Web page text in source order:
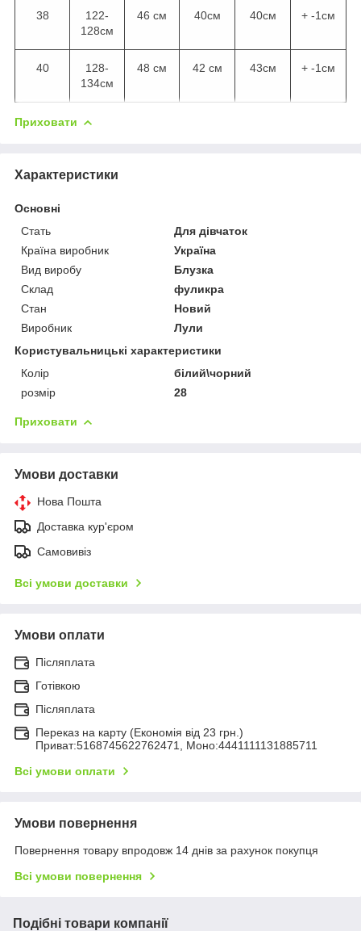
38
122-
128см
46 см 40см 40см + -1см
40
128-
134см
48 см 42 см 43см + -1см
Приховати
Характеристики
Основні
Стать
Для дівчаток
Країна виробник
Україна
Вид виробу
Блузка
Склад
фуликра
Стан
Новий
Виробник
Лули
Користувальницькі характеристики
Колір
білий\чорний
розмір
28
Приховати
Умови доставки
Нова Пошта
Доставка кур'єром
Самовивіз
Всі умови доставки
Умови оплати
Післяплата
Готівкою
Післяплата
Переказ на карту (Економія від 23 грн.)
Приват:5168745622762471, Моно:4441111131885711
Всі умови оплати
Умови повернення
Повернення товару впродовж 14 днів за рахунок покупця
Всі умови повернення
Подібні товари компанії